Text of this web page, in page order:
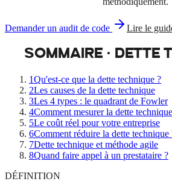
Demander un audit de code Lire le
SOMMAIRE · DETTE
1Qu'est-ce que la dette technique ?
2Les causes de la dette technique
3Les 4 types : le quadrant de Fowler
4Comment mesurer la dette
5Le coût réel pour votre entreprise
6Comment réduire la dette technique
7Dette technique et méthode agile
8Quand faire appel à un prestataire ?
DÉFINITION